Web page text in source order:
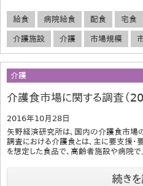
給食 病院給食 配食 宅食
介護施設 介護 市場規模
介護
介護食市場に関する調査（
2016年10月28日
矢野経済研究所は、国内の介護食市場
調査における介護食とは、主に要支援
を想定した食品で、高齢者施設や病院
続き